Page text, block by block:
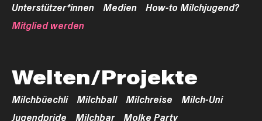
Unterstützer*innen
Medien
How-to Milchjugend?
Mitglied werden
Welten/Projekte
Milchbüechli Milchball Milchreise
Milch-Uni
Jugendpride
Milchbar
Molke Party